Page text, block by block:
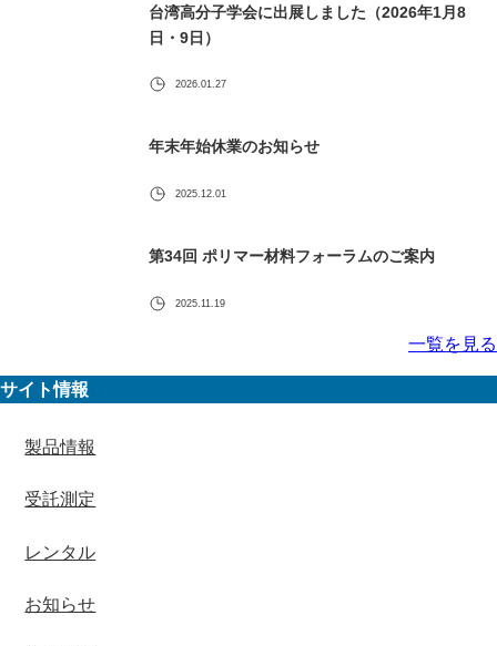
台湾高分子学会に出展しました（2026年1月8
日・9日）
2026.01.27
年末年始休業のお知らせ
2025.12.01
第34回 ポリマー材料フォーラムのご案内
2025.11.19
一覧を見る
サイト情報
製品情報
受託測定
レンタル
お知らせ